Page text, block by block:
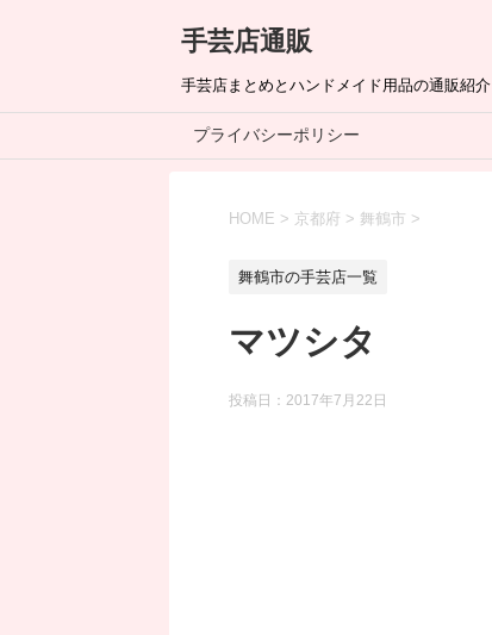
手芸店通販
手芸店まとめとハンドメイド用品の通販紹介
プライバシーポリシー
HOME > 京都府 > 舞鶴市 >
舞鶴市の手芸店一覧
マツシタ
投稿日： 2017年7月22日